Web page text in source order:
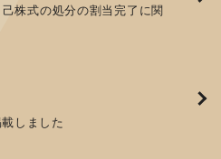
株式の処分の割当完了に関
しました
2025(第61回機械工業見本
しました
しました
終了しました
コーナー予約のご案内 ※
更新しました
載しました
ランス企業知事表彰「優良